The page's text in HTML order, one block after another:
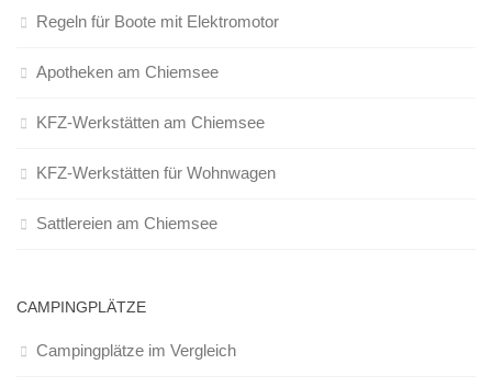
Regeln für Boote mit Elektromotor
Apotheken am Chiemsee
KFZ-Werkstätten am Chiemsee
KFZ-Werkstätten für Wohnwagen
Sattlereien am Chiemsee
CAMPINGPLÄTZE
Campingplätze im Vergleich